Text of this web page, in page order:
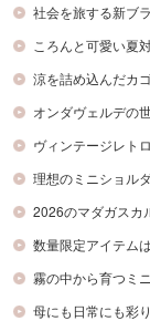
社会を旅する新ブ
ころんと可愛い夏
涼を詰め込んだカ
オンダヴェルデの
ヴィンテージレト
理想のミニショル
2026のマダガスカ
数量限定アイテム
霧の中から育つミ
母にも日常にも彩